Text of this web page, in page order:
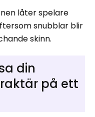
låter spelare
snubblar blir
skinn.
din
på ett